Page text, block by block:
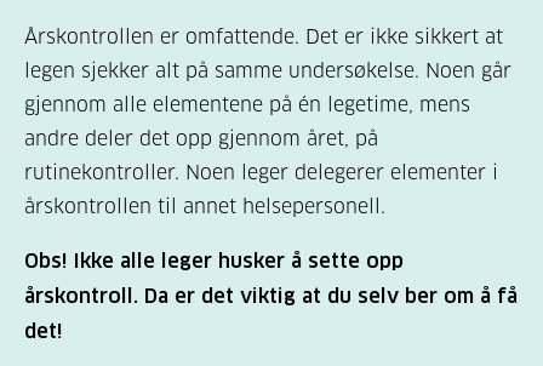
Årskontrollen er omfattende. Det er ikke sikkert at
legen sjekker alt på samme undersøkelse. Noen går
gjennom alle elementene på én legetime, mens
andre deler det opp gjennom året, på
rutinekontroller. Noen leger delegerer elementer i
årskontrollen til annet helsepersonell.
Obs! Ikke alle leger husker å sette opp
årskontroll. Da er det viktig at du selv ber om å få
det!